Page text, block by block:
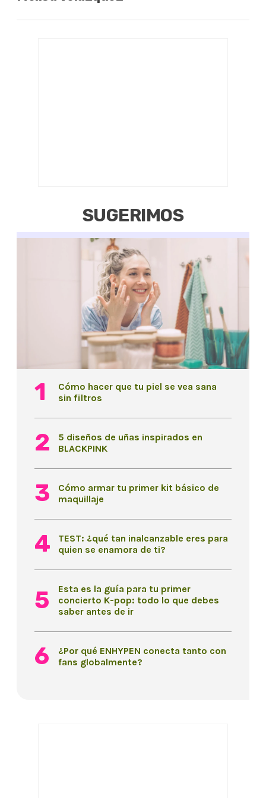
SUGERIMOS
Cómo hacer que tu piel se vea sana
sin filtros
5 diseños de uñas inspirados en
BLACKPINK
Cómo armar tu primer kit básico de
maquillaje
TEST: ¿qué tan inalcanzable eres para
quien se enamora de ti?
Esta es la guía para tu primer
concierto K-pop: todo lo que debes
saber antes de ir
¿Por qué ENHYPEN conecta tanto con
fans globalmente?